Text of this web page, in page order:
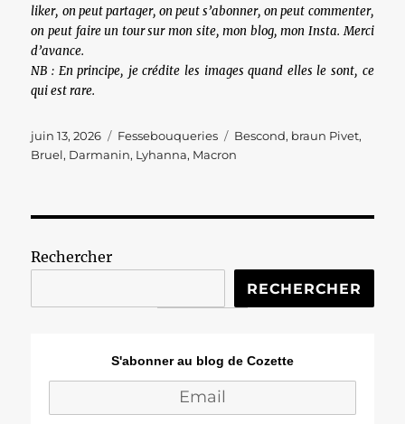
liker, on peut partager, on peut s’abonner, on peut commenter,
on peut faire un tour sur mon site, mon blog, mon Insta. Merci
d’avance.
NB : En principe, je crédite les images quand elles le sont, ce
qui est rare.
Publié
le
juin 13, 2026 Catégories
Fessebouqueries Étiquettes
Bescond, braun Pivet,
Bruel, Darmanin, Lyhanna, Macron
Rechercher
RECHERCHER
S'abonner au blog de Cozette